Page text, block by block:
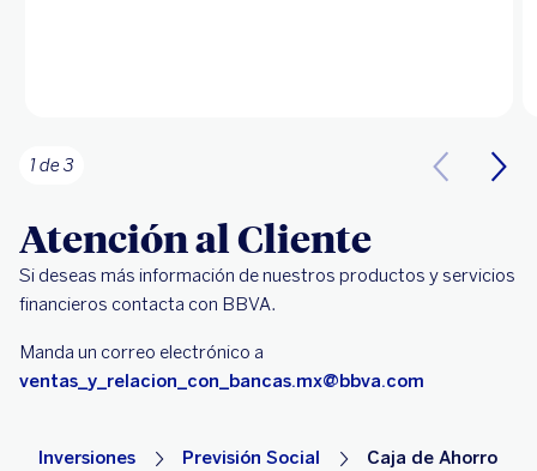
1 de 3
Atención al Cliente
Si deseas más información de nuestros productos y servicios
financieros contacta con BBVA.
Manda un correo electrónico a
ventas_y_relacion_con_bancas.mx@bbva.com
Inversiones Previsión Social Caja de Ahorro